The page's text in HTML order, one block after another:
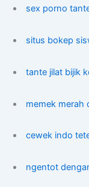
sex porno
situs bokep
tante jilat bijik
memek merah
cewek indo
ngentot